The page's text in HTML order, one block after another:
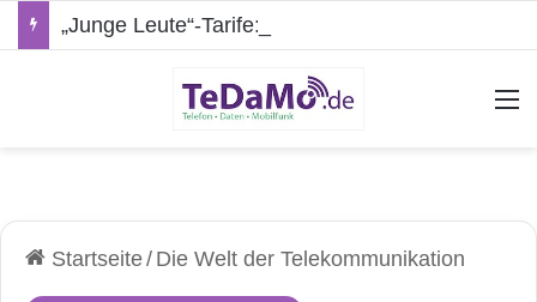
Startseite/ Die Welt der Telekommunikation